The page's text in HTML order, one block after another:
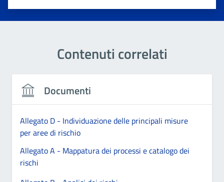
Valuta 5 stelle su 5
Valuta 4 stelle su 5
Valuta 3 stelle su 5
Valuta 2 stelle su 5
Valuta 1 stelle su 5
Contenuti correlati
Documenti
Allegato D - Individuazione delle principali misure
per aree di rischio
Allegato A - Mappatura dei processi e catalogo dei
rischi